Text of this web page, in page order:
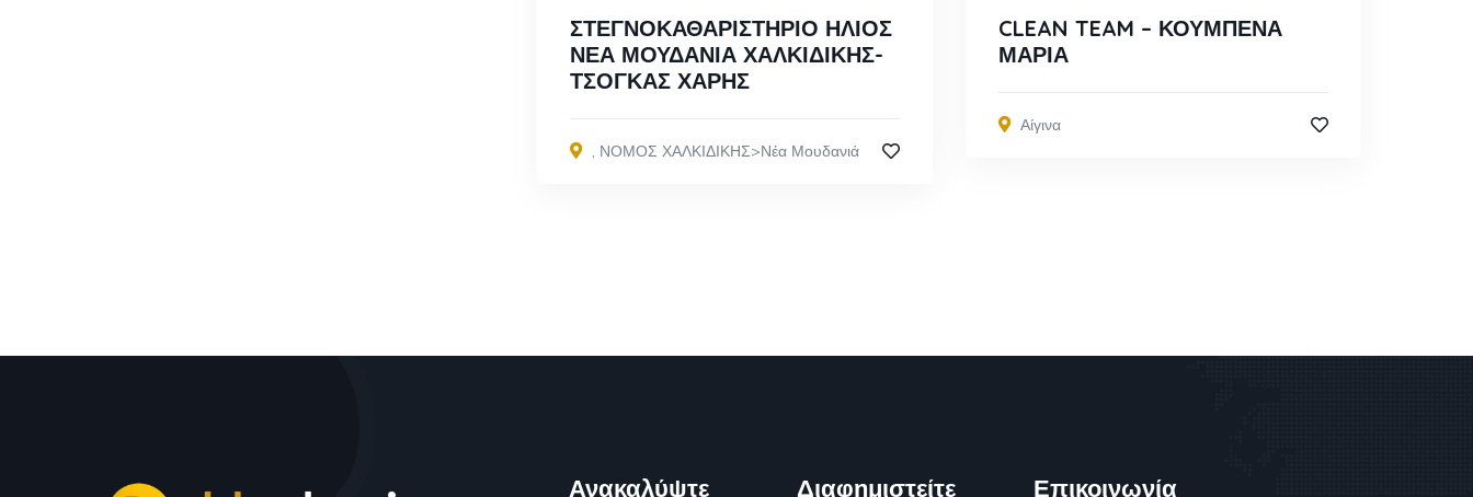
ΣΤΕΓΝΟΚΑΘΑΡΙΣΤΗΡΙΟ ΗΛΙΟΣ
ΝΕΑ ΜΟΥΔΑΝΙΑ ΧΑΛΚΙΔΙΚΗΣ-
ΤΣΟΓΚΑΣ ΧΑΡΗΣ
, ΝΟΜΟΣ ΧΑΛΚΙΔΙΚΗΣ>Νέα Μουδανιά
CLEAN TEAM – ΚΟΥΜΠΕΝΑ
ΜΑΡΙΑ
Αίγινα
Ανακαλύψτε Διαφημιστείτε Επικοινωνία